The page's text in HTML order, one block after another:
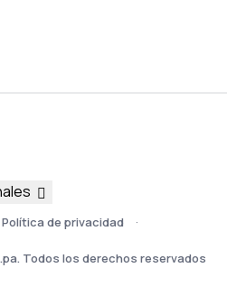
Política de privacidad
Todos los derechos reservados